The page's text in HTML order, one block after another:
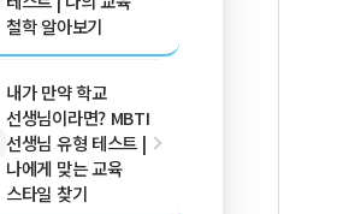
철학 알아보기
내가 만약 학교
선생님이라면? MBTI
선생님 유형 테스트 |
나에게 맞는 교육
스타일 찾기